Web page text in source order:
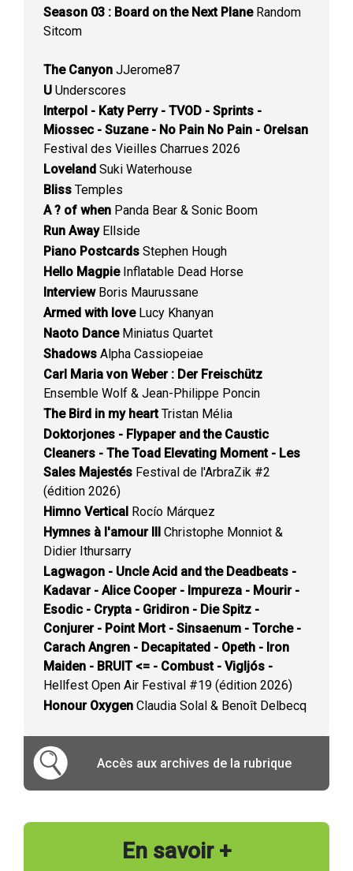
Season 03 : Board on the Next PlaneRandom
Sitcom
The Canyon JJerome87
U Underscores
Interpol - Katy Perry - TVOD - Sprints -
Miossec - Suzane - No Pain No Pain - Orelsan
Festival des Vieilles Charrues 2026
Loveland Suki Waterhouse
Bliss Temples
A ? of when Panda Bear & Sonic Boom
Run AwayEllside
Piano Postcards Stephen Hough
Hello MagpieInflatable Dead Horse
InterviewBoris Maurussane
Armed with loveLucy Khanyan
Naoto DanceMiniatus Quartet
Shadows Alpha Cassiopeiae
Carl Maria von Weber : Der Freischütz
Ensemble Wolf & Jean-Philippe Poncin
The Bird in my heartTristan Mélia
Doktorjones - Flypaper and the Caustic
Cleaners - The Toad Elevating Moment - Les
Sales Majestés Festival de l'ArbraZik #2
(édition 2026)
Himno Vertical Rocío Márquez
Hymnes à l'amour III Christophe Monniot &
Didier Ithursarry
Lagwagon - Uncle Acid and the Deadbeats -
Kadavar - Alice Cooper - Impureza - Mourir -
Esodic - Crypta - Gridiron - Die Spitz -
Conjurer - Point Mort - Sinsaenum - Torche -
Carach Angren - Decapitated - Opeth - Iron
Maiden - BRUIT <= - Combust - Vigljós -
Hellfest Open Air Festival #19 (édition 2026)
Honour Oxygen Claudia Solal & Benoît Delbecq
Accès aux archives de la rubrique
En savoir +